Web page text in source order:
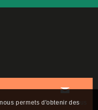
Contactez-nous
permets d'obtenir des